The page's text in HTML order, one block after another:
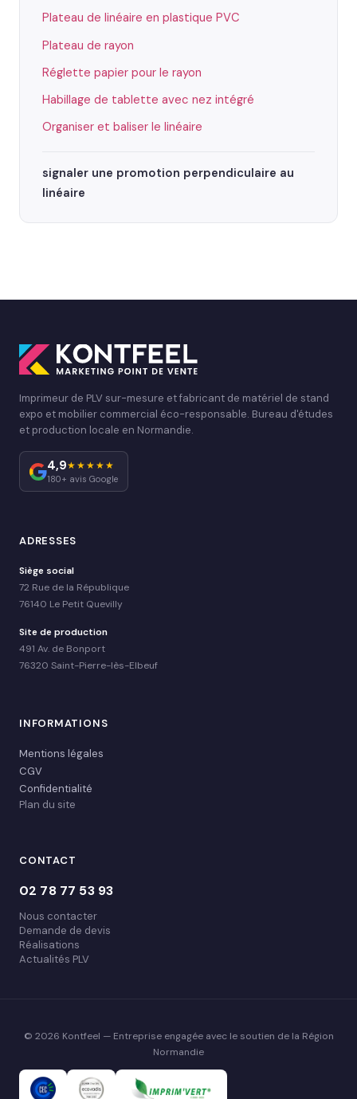
Plateau de linéaire en plastique PVC
Plateau de rayon
Réglette papier pour le rayon
Habillage de tablette avec nez intégré
Organiser et baliser le linéaire
signaler une promotion perpendiculaire au
linéaire
Imprimeur de PLV sur-mesure et fabricant de matériel de stand
expo et mobilier commercial éco-responsable. Bureau d'études
et production locale en Normandie.
4,9★★★★★
180+ avis Google
ADRESSES
Siège social
72 Rue de la République
76140 Le Petit Quevilly
Site de production
491 Av. de Bonport
76320 Saint-Pierre-lès-Elbeuf
INFORMATIONS
Mentions légales
CGV
Confidentialité
Plan du site
CONTACT
02 78 77 53 93
Nous contacter
Demande de devis
Réalisations
Actualités PLV
© 2026 Kontfeel — Entreprise engagée avec le soutien de la Région
Normandie